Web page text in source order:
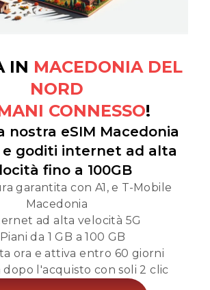
IN MACEDONIA DEL
NORD
CONNESSO!
nostra eSIM Macedonia
e goditi internet ad alta
fino a 100GB
garantita con A1, e T-Mobile
Macedonia
ad alta velocità 5G
da 1 GB a 100 GB
ora e attiva entro 60 giorni
dopo l'acquisto con soli 2 clic